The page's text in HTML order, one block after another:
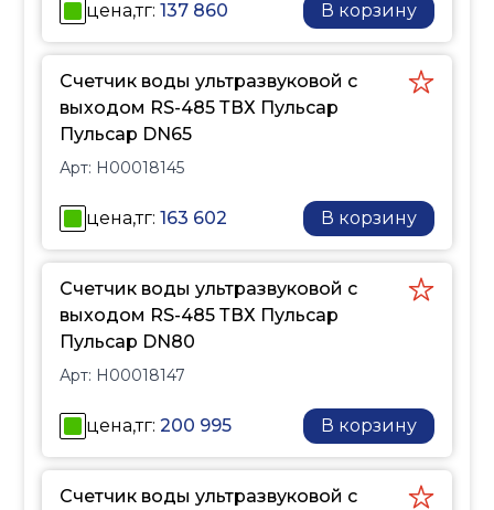
цена,тг:137 860 В корзину
Счетчик воды ультразвуковой с
выходом RS-485 ТВХ Пульсар
Пульсар DN65
Арт: H00018145
цена,тг:163 602 В корзину
Счетчик воды ультразвуковой с
выходом RS-485 ТВХ Пульсар
Пульсар DN80
Арт: H00018147
цена,тг:200 995 В корзину
Счетчик воды ультразвуковой с